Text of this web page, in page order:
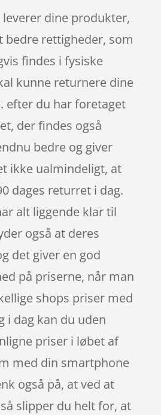
dine produkter,
bedre rettigheder, som
findes i fysiske
kunne returnere dine
efter du har foretaget
der findes også
bedre og giver
ikke ualmindeligt, at
dages returret i dag.
alt liggende klar til
også at deres
det giver en god
på priserne, når man
shops priser med
i dag kan du uden
priser i løbet af
med din smartphone
også på, at ved at
slipper du helt for, at